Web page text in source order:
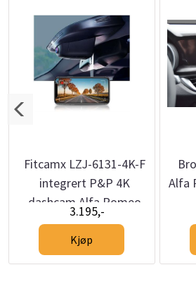
Fitcamx LZJ-6131-4K-F
integrert P&P 4K
dashcam Alfa Romeo
Giulia / Stelvio (2016–>)
3.195,-
Kjøp
Alfa